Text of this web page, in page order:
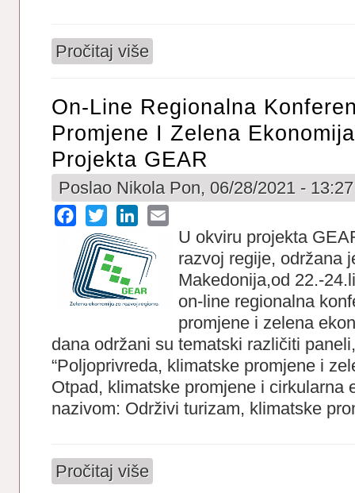
Pročitaj više
On-Line Regionalna
Promjene I Zelena
Projekta GEAR
Poslao NikolaPon, 06/28/2021 - 13:27
Facebook
Twitter LinkedIn
U okviru projekta
razvoj regije, održana
Makedonija,od 22.-
on-line regionalna
promjene i zelena
dana održani su tematski različiti
“Poljoprivreda, klimatske promjene i
Otpad, klimatske promjene i cirkularna
nazivom: Održivi turizam, klimatske
Pročitaj više